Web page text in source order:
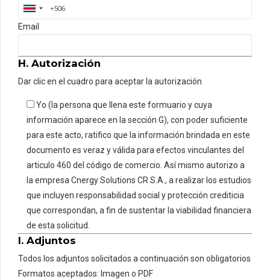
Email
H. Autorización
Dar clic en el cuadro para aceptar la autorización
Yo (la persona que llena este formuario y cuya
información aparece en la sección G), con poder suficiente
para este acto, ratifico que la información brindada en este
documento es veraz y válida para efectos vinculantes del
articulo 460 del código de comercio. Así mismo autorizo a
la empresa Cnergy Solutions CR S.A., a realizar los estudios
que incluyen responsabilidad social y protección crediticia
que correspondan, a fin de sustentar la viabilidad financiera
de esta solicitud.
I. Adjuntos
Todos los adjuntos solicitados a continuación son obligatorios
Formatos aceptados: Imagen o PDF